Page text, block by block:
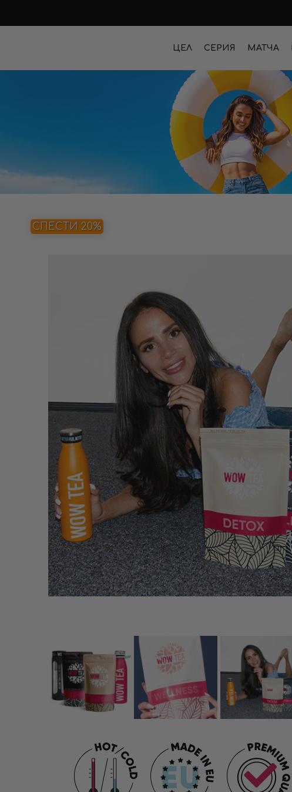
ЦЕЛ СЕРИЯ МАТЧА
СПЕСТИ 20%